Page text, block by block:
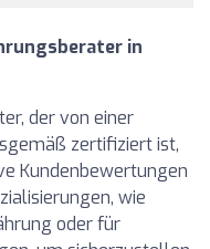
in
der von einer
zertifiziert ist,
Kundenbewertungen
wie
oder für